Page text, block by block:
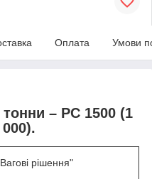
Оплата Умови
– РС 1500 (1
рішення"